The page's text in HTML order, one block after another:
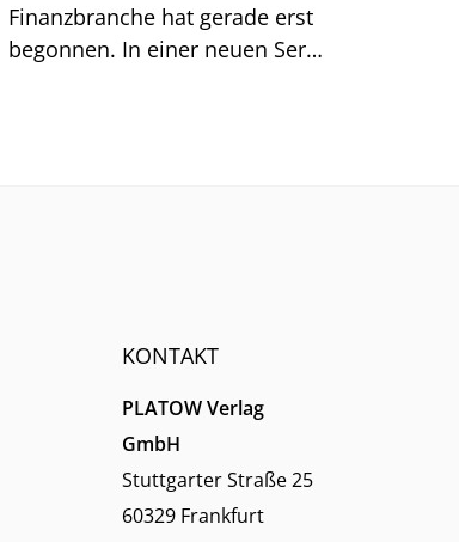
Finanzbranche hat gerade erst
begonnen. In einer neuen Serie
KONTAKT
PLATOW Verlag
GmbH
Stuttgarter Straße 25
60329 Frankfurt